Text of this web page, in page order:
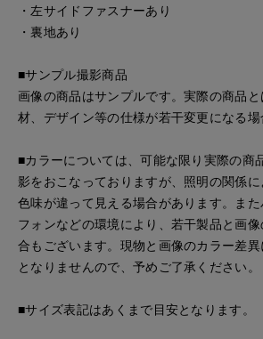
・左サイドファスナーあり
・裏地あり
■サンプル撮影商品
画像の商品はサンプルです。実際の商品
材、デザイン等の仕様が若干変更になる場
■カラーについては、可能な限り実際の商
影をおこなっておりますが、照明の関係
色味が違って見える場合があります。ま
フォンなどの環境により、若干製品と画
合もございます。現物と画像のカラー差
となりませんので、予めご了承ください。
■サイズ表記はあくまで目安となります。